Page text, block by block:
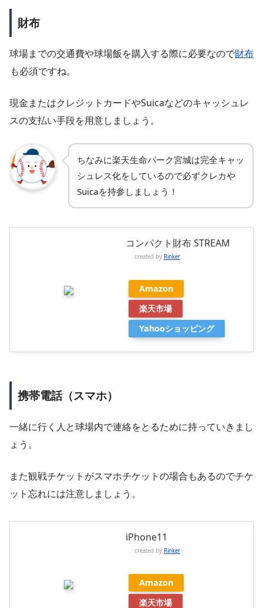
財布
球場までの交通費や球場飯を購入する際に必要なので財布
も必須ですね。
現金またはクレジットカードやSuicaなどのキャッシュレ
スの支払い手段を用意しましょう。
ちなみに楽天生命パーク宮城は完全キャッ
シュレス化をしているので必ずクレカや
Suicaを持参しましょう！
コンパクト財布 STREAM
created by Rinker
Amazon
楽天市場
Yahooショッピング
携帯電話（スマホ）
一緒に行く人と球場内で連絡をとるために持っていきまし
ょう。
また観戦チケットがスマホチケットの場合もあるのでチケ
ット忘れには注意しましょう。
iPhone11
created by Rinker
Amazon
楽天市場